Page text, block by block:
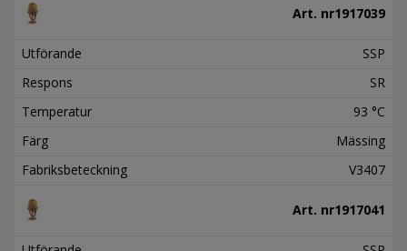
Art. nr1917039
Utförande
SSP
Respons
SR
Temperatur
93 °C
Färg
Mässing
Fabriksbeteckning
V3407
Art. nr1917041